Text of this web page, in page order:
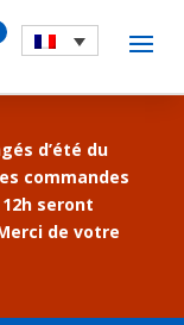
d’été du
commandes
seront
de votre